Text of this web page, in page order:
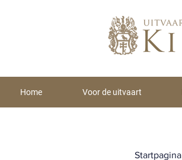
Home Voor de uitvaart
Startpagina